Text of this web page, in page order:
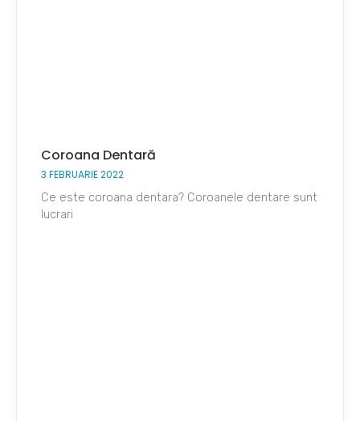
Coroana Dentară
3 FEBRUARIE 2022
Ce este coroana dentara? Coroanele dentare sunt
lucrari